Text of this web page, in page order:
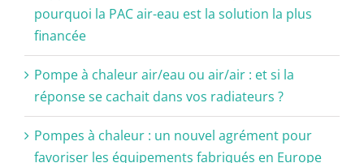
pourquoi la PAC air-eau est la solution la plus
financée
Pompe à chaleur air/eau ou air/air : et si la
réponse se cachait dans vos radiateurs ?
Pompes à chaleur : un nouvel agrément pour
favoriser les équipements fabriqués en Europe